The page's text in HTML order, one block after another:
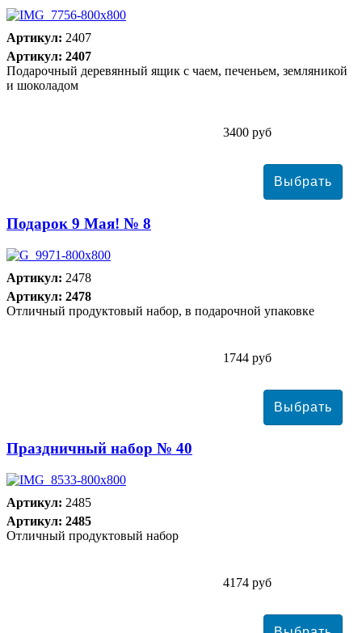
Артикул: 2407
Артикул: 2407
Подарочный деревянный ящик с чаем, печеньем, земляникой
и шоколадом
3400 руб
Подарок 9 Мая! № 8
Артикул: 2478
Артикул: 2478
Отличный продуктовый набор, в подарочной упаковке
1744 руб
Праздничный набор № 40
Артикул: 2485
Артикул: 2485
Отличный продуктовый набор
4174 руб